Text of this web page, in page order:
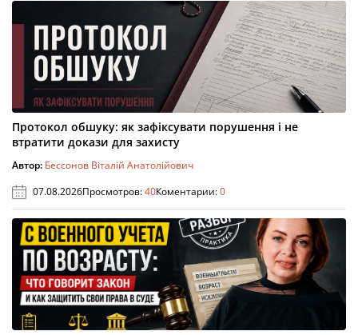
Протокол обшуку: як зафіксувати порушення і не
втратити докази для захисту
Автор: Бессонов Віталій Анатолійович
07.08.2026Просмотров:40Коментарии:0